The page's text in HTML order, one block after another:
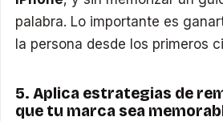
palabra. Lo importante es
la persona desde los primeros
5. Aplica estrategias de
que tu marca sea